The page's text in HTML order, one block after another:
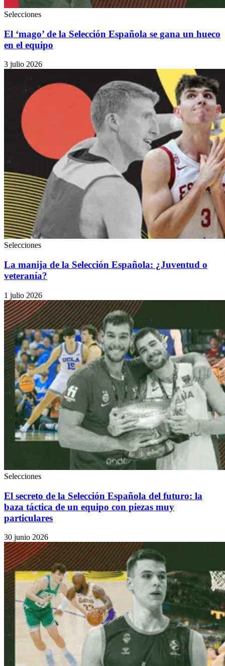
Selecciones
El ‘mago’ de la Selección Española se gana un hueco
en el equipo
3 julio 2026
Selecciones
La manija de la Selección Española: ¿Juventud o
veteranía?
1 julio 2026
Selecciones
El secreto de la Selección Española del futuro: la
baza táctica de un equipo con piezas muy
particulares
30 junio 2026